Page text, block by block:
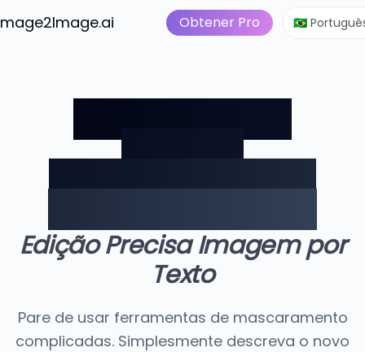
Suíte Imagem IA Imagem para vídeo
Obtener Pro 🇧🇷
Imagem
Instantaneamente
Edição Precisa Imagem por
Texto
Pare de usar ferramentas de mascaramento
complicadas. Simplesmente descreva o novo